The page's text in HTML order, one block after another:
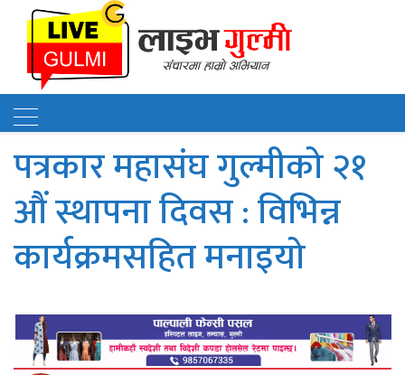
पत्रकार महासंघ गुल्मीको २१
औं स्थापना दिवस : विभिन्न
कार्यक्रमसहित मनाइयो